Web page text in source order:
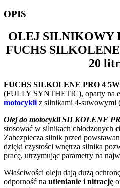
OPIS
OLEJ SILNIKOWY
FUCHS
20
FUCHS SILKOLENE PRO 4
(FULLY SYNTHETIC), oparty na
motocykli z silnikami 4-suwowymi
Olej do motocykli SILKOLENE
stosować w silnikach chłodzonych
Zabezpiecza silnik przed
dzięki czystości wnętrza silnika
pracę, utrzymując parametry na
Właściwości oleju dają dużą ochronę
odporność na utlenianie i nitrację